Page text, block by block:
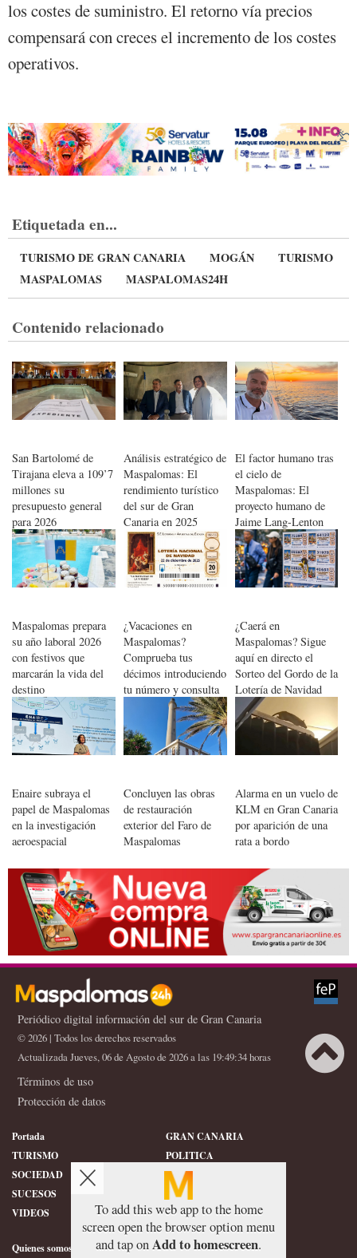
los costes de suministro. El retorno vía precios
compensará con creces el incremento de los costes
operativos.
Etiquetada en...
TURISMO DE GRAN CANARIA MOGÁN
TURISMO
MASPALOMAS
MASPALOMAS24H
Contenido relacionado
San Bartolomé de
Tirajana eleva a 109’7
millones su
presupuesto general
para 2026
Análisis estratégico de
Maspalomas: El
rendimiento turístico
del sur de Gran
Canaria en 2025
El factor humano tras
el cielo de
Maspalomas: El
proyecto humano de
Jaime Lang-Lenton
con el astroturismo
náutico
Maspalomas prepara
su año laboral 2026
con festivos que
marcarán la vida del
destino
¿Vacaciones en
Maspalomas?
Comprueba tus
décimos introduciendo
tu número y consulta
premios en tiempo
¿Caerá en
Maspalomas? Sigue
aquí en directo el
Sorteo del Gordo de la
Lotería de Navidad
2025
Enaire subraya el
papel de Maspalomas
en la investigación
aeroespacial
Concluyen las obras
de restauración
exterior del Faro de
Maspalomas
Alarma en un vuelo de
KLM en Gran Canaria
por aparición de una
rata a bordo
Periódico digital información del sur de Gran Canaria
© 2026 | Todos los derechos reservados
Actualizada Jueves, 06 de Agosto de 2026 a las 19:49:34 horas
Términos de uso
Protección de datos
Portada
GRAN CANARIA
TURISMO
POLITICA
SOCIEDAD
DEPORTES
SUCESOS
HISTORIA
VIDEOS
CONFIDENCIAL
Quienes somos SERVICIOS
To add this web app to the home
screen open the browser option menu
and tap onAdd to homescreen.